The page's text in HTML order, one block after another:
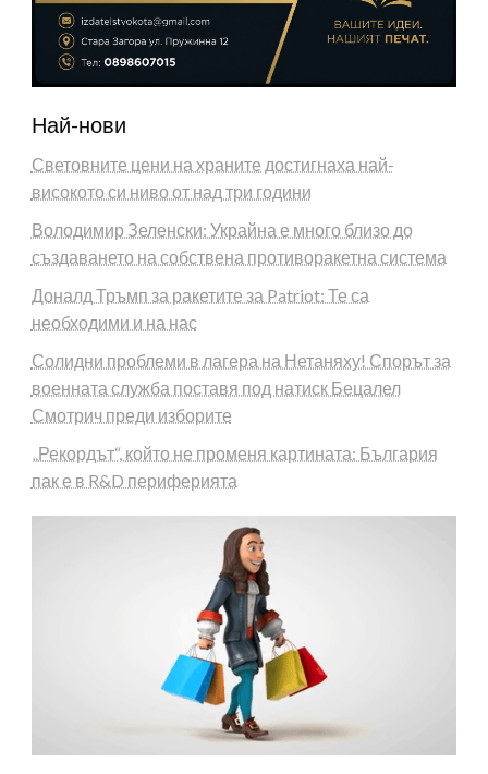
Най-нови
Световните цени на храните достигнаха най-
високото си ниво от над три години
Володимир Зеленски: Украйна е много близо до
създаването на собствена противоракетна система
Доналд Тръмп за ракетите за Patriot: Те са
необходими и на нас
Солидни проблеми в лагера на Нетаняху! Спорът за
военната служба поставя под натиск Бецалел
Смотрич преди изборите
„Рекордът“, който не променя картината: България
пак е в R&D периферията